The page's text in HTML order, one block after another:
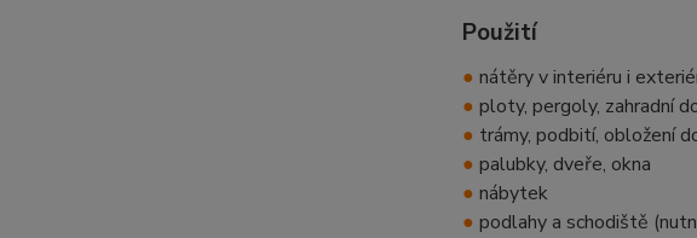
Použití
● nátěry v interiéru i
● ploty, pergoly, zahradní
● trámy, podbití, obložení
● palubky, dveře, okna
● nábytek
● podlahy a schodiště